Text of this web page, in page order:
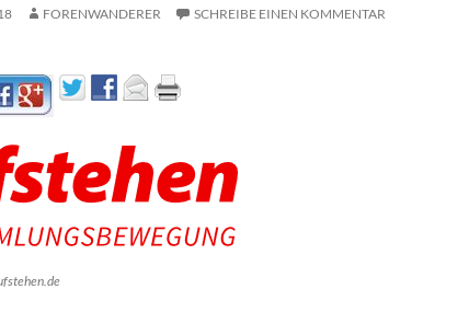
FORENWANDERER SCHREIBE EINEN KOMMENTAR